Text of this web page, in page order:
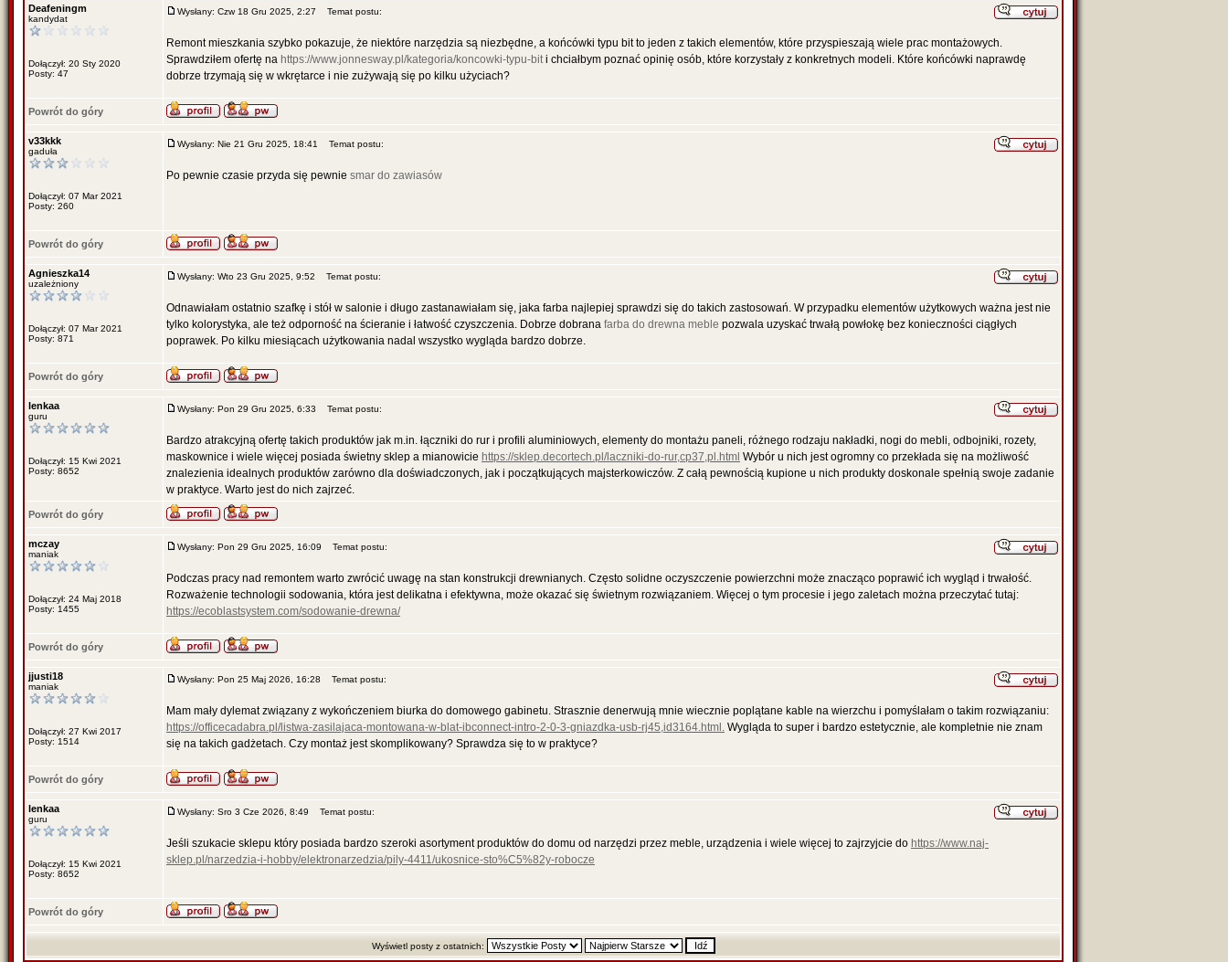
Deafeningm
kandydat
Dołączył: 20 Sty 2020
Posty: 47
Wysłany: Czw 18 Gru 2025, 2:27 Temat postu:
Remont mieszkania szybko pokazuje, że niektóre narzędzia są niezbędne, a końcówki typu bit to jeden z takich elementów, które przyspieszają wiele prac montażowych.
Sprawdziłem ofertę na https://www.jonnesway.pl/kategoria/koncowki-typu-biti chciałbym poznać opinię osób, które korzystały z konkretnych modeli. Które końcówki naprawdę
dobrze trzymają się w wkrętarce i nie zużywają się po kilku użyciach?
Powrót do góry
v33kkk
gaduła
Dołączył: 07 Mar 2021
Posty: 260
Wysłany: Nie 21 Gru 2025, 18:41 Temat postu:
Po pewnie czasie przyda się pewnie smar do zawiasów
Powrót do góry
Agnieszka14
uzależniony
Dołączył: 07 Mar 2021
Posty: 871
Wysłany: Wto 23 Gru 2025, 9:52 Temat postu:
Odnawiałam ostatnio szafkę i stół w salonie i długo zastanawiałam się, jaka farba najlepiej sprawdzi się do takich zastosowań. W przypadku elementów użytkowych ważna jest nie
tylko kolorystyka, ale też odporność na ścieranie i łatwość czyszczenia. Dobrze dobrana farba do drewna meble pozwala uzyskać trwałą powłokę bez konieczności ciągłych
poprawek. Po kilku miesiącach użytkowania nadal wszystko wygląda bardzo dobrze.
Powrót do góry
lenkaa
guru
Dołączył: 15 Kwi 2021
Posty: 8652
Wysłany: Pon 29 Gru 2025, 6:33 Temat postu:
Bardzo atrakcyjną ofertę takich produktów jak m.in. łączniki do rur i profili aluminiowych, elementy do montażu paneli, różnego rodzaju nakładki, nogi do mebli, odbojniki, rozety,
maskownice i wiele więcej posiada świetny sklep a mianowicie https://sklep.decortech.pl/laczniki-do-rur,cp37,pl.html Wybór u nich jest ogromny co przekłada się na możliwość
znalezienia idealnych produktów zarówno dla doświadczonych, jak i początkujących majsterkowiczów. Z całą pewnością kupione u nich produkty doskonale spełnią swoje zadanie
w praktyce. Warto jest do nich zajrzeć.
Powrót do góry
mczay
maniak
Dołączył: 24 Maj 2018
Posty: 1455
Wysłany: Pon 29 Gru 2025, 16:09 Temat postu:
Podczas pracy nad remontem warto zwrócić uwagę na stan konstrukcji drewnianych. Często solidne oczyszczenie powierzchni może znacząco poprawić ich wygląd i trwałość.
Rozważenie technologii sodowania, która jest delikatna i efektywna, może okazać się świetnym rozwiązaniem. Więcej o tym procesie i jego zaletach można przeczytać tutaj:
https://ecoblastsystem.com/sodowanie-drewna/
Powrót do góry
jjusti18
maniak
Dołączył: 27 Kwi 2017
Posty: 1514
Wysłany: Pon 25 Maj 2026, 16:28 Temat postu:
Mam mały dylemat związany z wykończeniem biurka do domowego gabinetu. Strasznie denerwują mnie wiecznie poplątane kable na wierzchu i pomyślałam o takim rozwiązaniu:
https://officecadabra.pl/listwa-zasilajaca-montowana-w-blat-ibconnect-intro-2-0-3-gniazdka-usb-rj45,id3164.html. Wygląda to super i bardzo estetycznie, ale kompletnie nie znam
się na takich gadżetach. Czy montaż jest skomplikowany? Sprawdza się to w praktyce?
Powrót do góry
lenkaa
guru
Dołączył: 15 Kwi 2021
Posty: 8652
Wysłany: Sro 3 Cze 2026, 8:49 Temat postu:
Jeśli szukacie sklepu który posiada bardzo szeroki asortyment produktów do domu od narzędzi przez meble, urządzenia i wiele więcej to zajrzyjcie do https://www.naj-
sklep.pl/narzedzia-i-hobby/elektronarzedzia/pily-4411/ukosnice-sto%C5%82y-robocze
Powrót do góry
Wyświetl posty z ostatnich: